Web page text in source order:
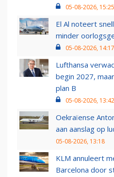
05-08-2026, 15:25
El Al noteert
minder
05-08-2026, 14:17
Lufthansa
begin 2027,
plan B
05-08-2026, 13:42
Oekraïense
aan aanslag op
05-08-2026, 13:18
KLM annuleert
Barcelona door